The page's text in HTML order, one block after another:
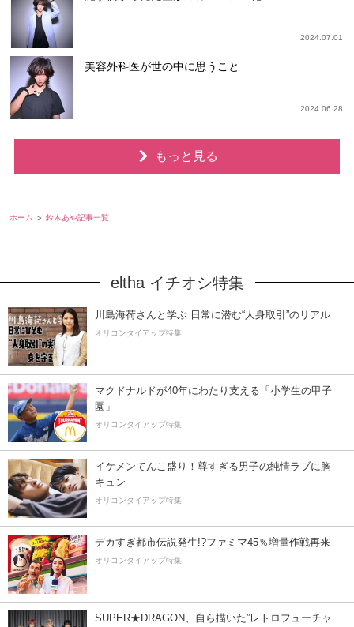
2024.07.01
美容外科医が世の中に思うこと
2024.06.28
もっと見る
ホーム 鈴木あや記事一覧
eltha イチオシ特集
川島海荷さんと学ぶ 日常に潜む“人身取引”のリアル
オリコンタイアップ特集
マクドナルドが40年にわたり支える「小学生の甲子
園」
オリコンタイアップ特集
イケメンてんこ盛り！尊すぎる男子の純情ラブに胸
キュン
オリコンタイアップ特集
デカすぎ都市伝説発生!?ファミマ45％増量作戦再来
オリコンタイアップ特集
SUPER★DRAGON、自ら描いた”レトロフューチャ